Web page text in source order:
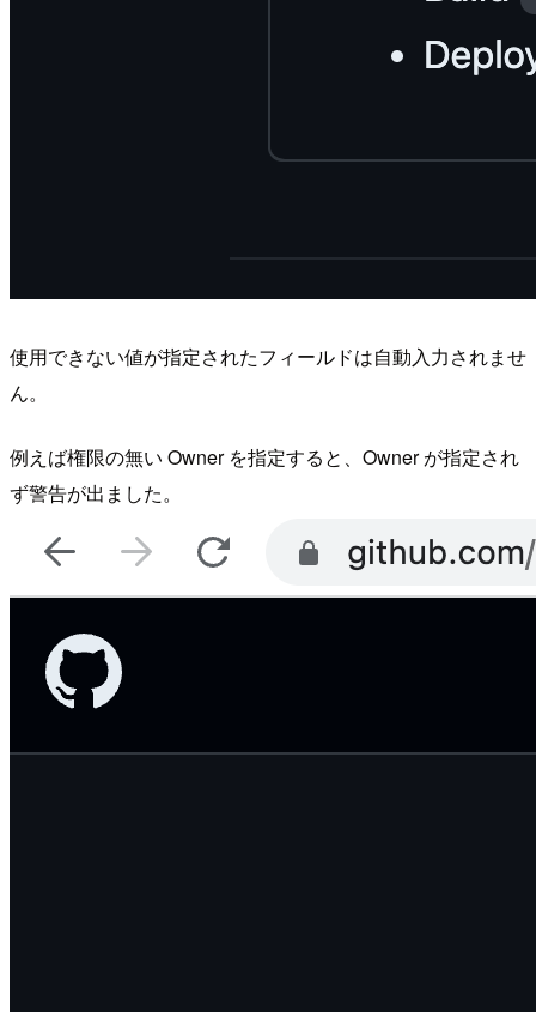
使用できない値が指定されたフィールドは自動入力されませ
ん。
例えば権限の無い Owner を指定すると、Owner が指定され
ず警告が出ました。